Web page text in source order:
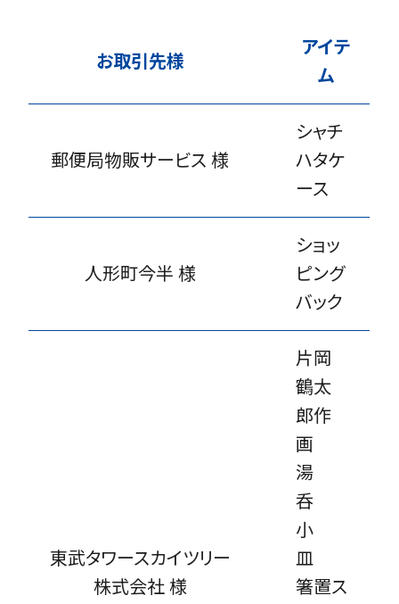
お取引先様
アイテ
ム
郵便局物販サービス 様
シャチ
ハタケ
ース
人形町今半 様
ショッ
ピング
バック
東武タワースカイツリー
株式会社 様
片岡
鶴太
郎作
画
湯
呑
小
皿
箸置ス